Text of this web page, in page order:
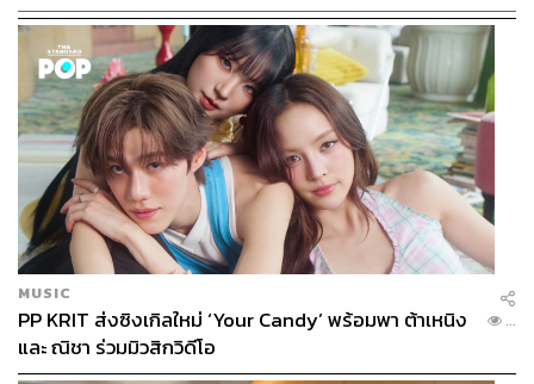
MUSIC
PP KRIT ส่งซิงเกิลใหม่ ‘Your Candy’ พร้อมพา ต้าเหนิง
และ ณิชา ร่วมมิวสิกวิดีโอ
...